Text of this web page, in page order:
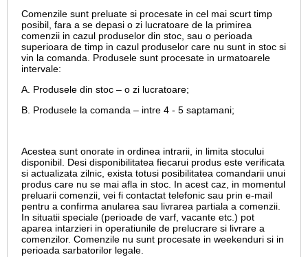
Comenzile sunt preluate si procesate in cel mai scurt timp
posibil, fara a se depasi o zi lucratoare de la primirea
comenzii in cazul produselor din stoc, sau o perioada
superioara de timp in cazul produselor care nu sunt in stoc si
vin la comanda. Produsele sunt procesate in urmatoarele
intervale:
A. Produsele din stoc – o zi lucratoare;
B. Produsele la comanda – intre 4 - 5 saptamani;
Acestea sunt onorate in ordinea intrarii, in limita stocului
disponibil. Desi disponibilitatea fiecarui produs este verificata
si actualizata zilnic, exista totusi posibilitatea comandarii unui
produs care nu se mai afla in stoc. In acest caz, in momentul
preluarii comenzii, vei fi contactat telefonic sau prin e-mail
pentru a confirma anularea sau livrarea partiala a comenzii.
In situatii speciale (perioade de varf, vacante etc.) pot
aparea intarzieri in operatiunile de prelucrare si livrare a
comenzilor. Comenzile nu sunt procesate in weekenduri si in
perioada sarbatorilor legale.